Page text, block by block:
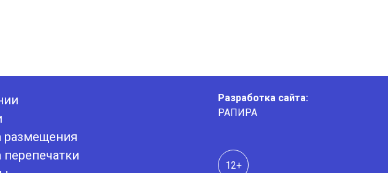
размещения
Разработка сайта:
РАПИРА
12+